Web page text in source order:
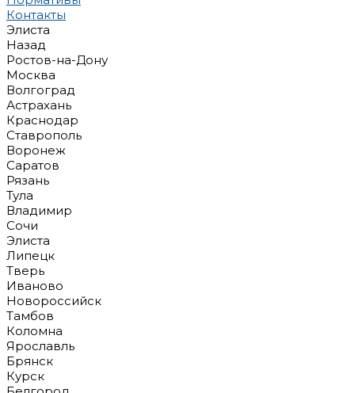
Контакты
Элиста
Назад
Ростов-на-Дону
Москва
Волгоград
Астрахань
Краснодар
Ставрополь
Воронеж
Саратов
Рязань
Тула
Владимир
Сочи
Элиста
Липецк
Тверь
Иваново
Новороссийск
Тамбов
Коломна
Ярославль
Брянск
Курск